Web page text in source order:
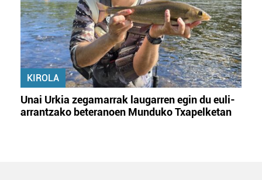
KIROLA
Unai Urkia zegamarrak laugarren egin du euli-
arrantzako beteranoen Munduko Txapelketan